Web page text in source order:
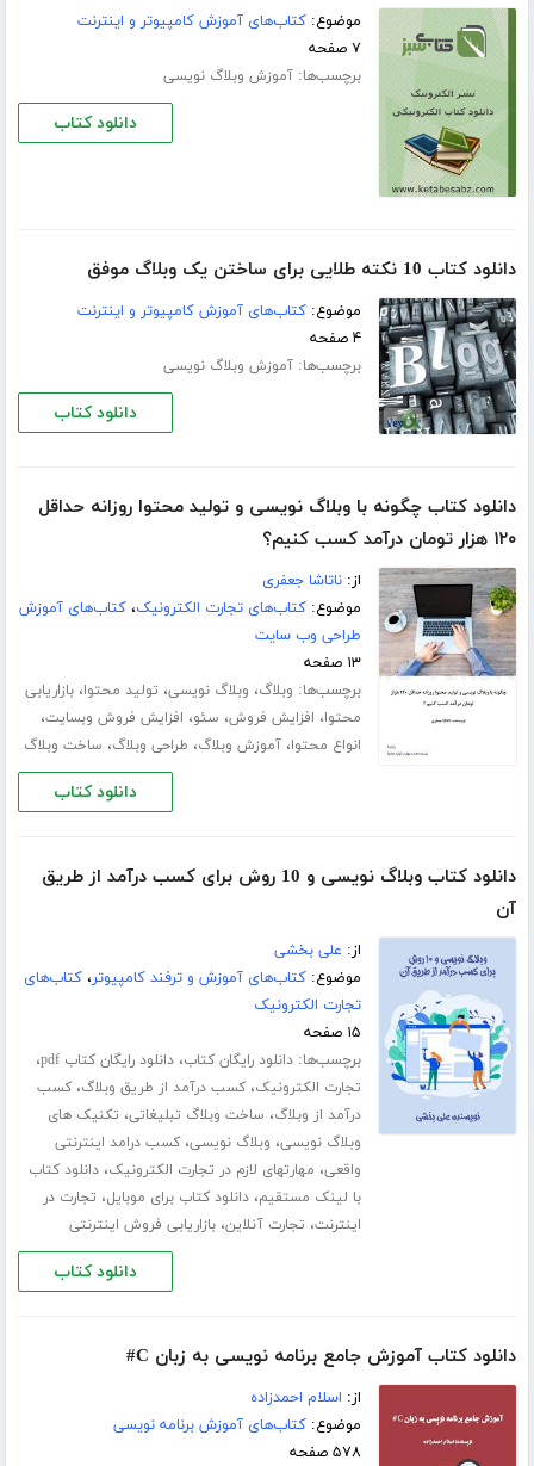
موضوع:کتاب‌های آموزش کامپیوتر و اینترنت
۷ صفحه
برچسب‌ها:آموزش وبلاگ نویسی
دانلود کتاب
دانلود کتاب 10 نکته طلایی برای ساختن یک وبلاگ موفق
موضوع:کتاب‌های آموزش کامپیوتر و اینترنت
۴ صفحه
برچسب‌ها:آموزش وبلاگ نویسی
دانلود کتاب
دانلود کتاب چگونه با وبلاگ نویسی و تولید محتوا روزانه حداقل
۱۲۰ هزار تومان درآمد کسب کنیم؟
از:ناتاشا جعفری
موضوع:کتاب‌های تجارت الکترونیک،کتاب‌های آموزش
طراحی وب سایت
۱۳ صفحه
برچسب‌ها: وبلاگ، وبلاگ نویسی، تولید محتوا،بازاریابی
محتوا، افزایش فروش، سئو، افزایش فروش وبسایت،
انواع محتوا،آموزش وبلاگ، طراحی وبلاگ، ساخت وبلاگ
دانلود کتاب
دانلود کتاب وبلاگ نویسی و 10 روش برای کسب درآمد از طریق
آن
از: علی بخشی
موضوع:کتاب‌های آموزش و ترفند کامپیوتر،کتاب‌های
تجارت الکترونیک
۱۵ صفحه
برچسب‌ها:دانلود رایگان کتاب،دانلود رایگان کتاب pdf ،
تجارت الکترونیک،کسب درآمد از طریق وبلاگ،کسب
درآمد از وبلاگ، ساخت وبلاگ تبلیغاتی، تکنیک های
وبلاگ نویسی، وبلاگ نویسی،کسب درامد اینترنتی
واقعی، مهارتهای لازم در تجارت الکترونیک،دانلود کتاب
با لینک مستقیم،دانلود کتاب برای موبایل، تجارت در
اینترنت، تجارت آنلاین،بازاریابی فروش اینترنتی
دانلود کتاب
دانلود کتاب آموزش جامع برنامه نویسی به زبان C#
از: اسلام احمدزاده
موضوع:کتاب‌های آموزش برنامه نویسی
۵۷۸ صفحه